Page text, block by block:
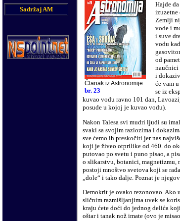
Sadržaj AM
Članak iz Astronomije
br. 23
Hajde
izuzetne
Zemlji
vode i
i suve
vodu
od
naučnici
i
će vam
se iz
kuvao vodu ravno 101 dan,
posude u kojoj je kuvao vodu).
Nakon Talesa svi mudri ljudi su
svaki sa svojim razlozima i
sve ćemo ih preskočiti jer nas
koji je živeo otprilike od 460. do
putovao po svetu i puno pisao, a
o slikarstvu, botanici,
postoji mnoštvo svetova koji se
„dole“ i tako dalje. Poznat je
Demokrit je ovako rezonovao. Ako
sličnim razmišljanjima uvek se
kraju ćete doći do jednog delića
oštar i tanak nož imate (ovo je